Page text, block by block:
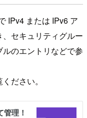
IPv4 または IPv6 ア
セキュリティグルー
のエントリなどで参
ださい。